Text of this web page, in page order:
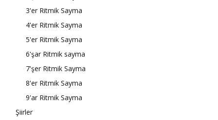
3'er Ritmik Sayma
4'er Ritmik Sayma
5'er Ritmik Sayma
6'şar Ritmik sayma
7'şer Ritmik Sayma
8'er Ritmik Sayma
9'ar Ritmik Sayma
Şiirler